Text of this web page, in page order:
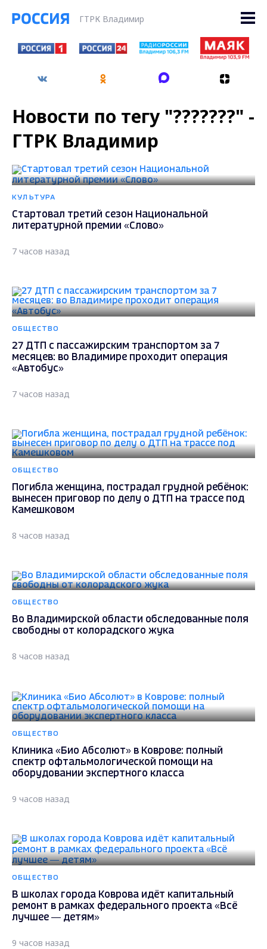
ГТРК Владимир
Новости по тегу "???????" -
ГТРК Владимир
КУЛЬТУРА
Стартовал третий сезон Национальной
литературной премии «Слово»
7 часов назад
ОБЩЕСТВО
27 ДТП с пассажирским транспортом за 7
месяцев: во Владимире проходит операция
«Автобус»
7 часов назад
ОБЩЕСТВО
Погибла женщина, пострадал грудной ребёнок:
вынесен приговор по делу о ДТП на трассе под
Камешковом
8 часов назад
ОБЩЕСТВО
Во Владимирской области обследованные поля
свободны от колорадского жука
8 часов назад
ОБЩЕСТВО
Клиника «Био Абсолют» в Коврове: полный
спектр офтальмологической помощи на
оборудовании экспертного класса
9 часов назад
ОБЩЕСТВО
В школах города Коврова идёт капитальный
ремонт в рамках федерального проекта «Всё
лучшее — детям»
9 часов назад